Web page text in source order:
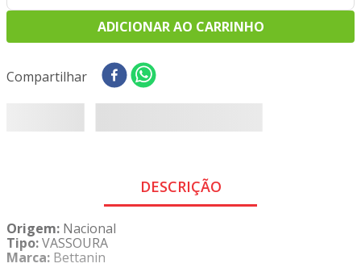
ADICIONAR AO CARRINHO
Compartilhar
DESCRIÇÃO
Origem: Nacional
Tipo:VASSOURA
Marca: Bettanin